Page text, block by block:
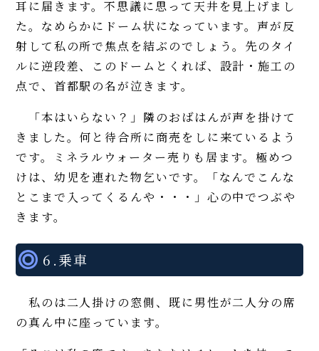
耳に届きます。不思議に思って天井を見上げまし
た。なめらかにドーム状になっています。声が反
射して私の所で焦点を結ぶのでしょう。先のタイ
ルに逆段差、このドームとくれば、設計・施工の
点で、首都駅の名が泣きます。
「本はいらない？」隣のおばはんが声を掛けて
きました。何と待合所に商売をしに来ているよう
です。ミネラルウォーター売りも居ます。極めつ
けは、幼児を連れた物乞いです。「なんでこんな
とこまで入ってくるんや・・・」心の中でつぶや
きます。
6.乗車
私のは二人掛けの窓側、既に男性が二人分の席
の真ん中に座っています。